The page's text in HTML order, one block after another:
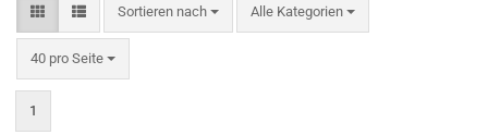
Sortieren nach
Sortieren nach Alle Kategorien
40 pro Seite
pro Seite
1